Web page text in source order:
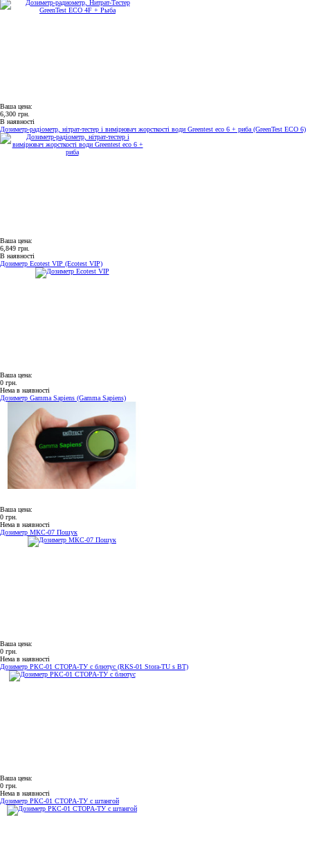
Ваша цена:
6,300 грн.
В наявності
Дозиметр-радіометр, нітрат-тестер і вимірювач жорсткості води Greentest eco 6 + риба (GreenTest ECO 6)
Ваша цена:
6,849 грн.
В наявності
Дозиметр Ecotest VIP (Ecotest VIP)
Ваша цена:
0 грн.
Нема в наявності
Дозиметр Gamma Sapiens (Gamma Sapiens)
Ваша цена:
0 грн.
Нема в наявності
Дозиметр МКС-07 Пошук
Ваша цена:
0 грн.
Нема в наявності
Дозиметр РКС-01 СТОРА-ТУ с блютус (RKS-01 Stora-TU s BT)
Ваша цена:
0 грн.
Нема в наявності
Дозиметр РКС-01 СТОРА-ТУ с штангой